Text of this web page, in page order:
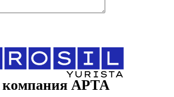
АРТА